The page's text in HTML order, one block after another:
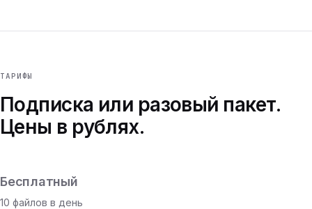
ТАРИФЫ
Подписка или разовый пакет.
Цены в рублях.
Бесплатный
10 файлов в день